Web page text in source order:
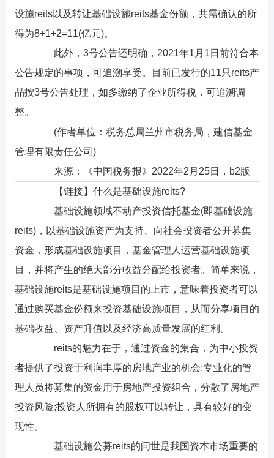
设施reits以及转让基础设施reits基金份额，共需确认的所
得为8+1+2=11(亿元)。
此外，3号公告还明确，2021年1月1日前符合本
公告规定的事项，可追溯享受。目前已发行的11只reits产
品按3号公告处理，如多缴纳了企业所得税，可追溯调
整。
(作者单位：税务总局兰州市税务局，建信基金
管理有限责任公司)
来源：《中国税务报》2022年2月25日，b2版
【链接】什么是基础设施reits?
基础设施领域不动产投资信托基金(即基础设施
reits)，以基础设施资产为支持、向社会投资者公开募集
资金，形成基础设施项目，基金管理人运营基础设施项
目，并将产生的绝大部分收益分配给投资者。简单来说，
基础设施reits是基础设施项目的上市，意味着投资者可以
通过购买基金份额来投资基础设施项目，从而分享项目的
基础收益、资产升值以及经济高质量发展的红利。
reits的魅力在于，通过资金的集合，为中小投资
者提供了投资于利润丰厚的房地产业的机会;专业化的管
理人员将募集的资金用于房地产投资组合，分散了房地产
投资风险;投资人所拥有的股权可以转让，具有较好的变
现性。
基础设施公募reits的问世是我国资本市场重要的